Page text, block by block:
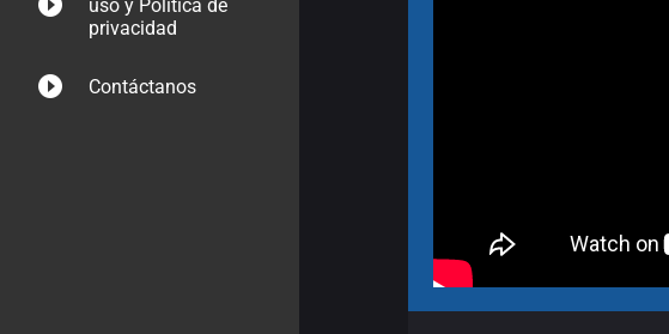
uso y Política de
privacidad
Contáctanos